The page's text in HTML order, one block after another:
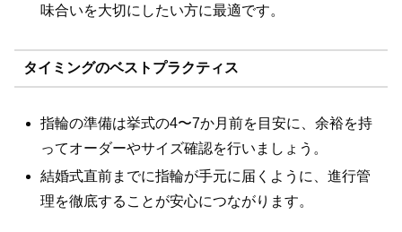
味合いを大切にしたい方に最適です。
タイミングのベストプラクティス
指輪の準備は挙式の4〜7か月前を目安に、余裕を持
ってオーダーやサイズ確認を行いましょう。
結婚式直前までに指輪が手元に届くように、進行管
理を徹底することが安心につながります。